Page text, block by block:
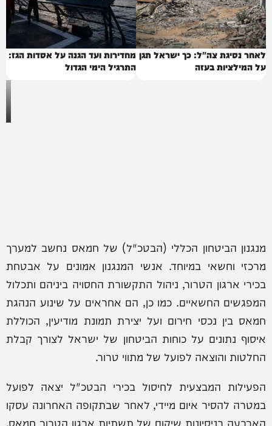
לאחר נסיגת צה"ל: כך ישראל תגן
על המילציות בעזה
מחדירות ועד הגנה על אסדות הגז:
התרגיל הימי הגדול
מנגנון הביטחון הכללי (הבטכ"ל) של חמאס נחשב למערך
מרכזי וחשאי במיוחד. אנשי המנגנון אמונים על אבטחת
בכירי ארגון הטרור, ניהול התקשורת החסויה ביניהם ותכלול
המפגשים החשאיים. כמו כן, הם אחראים על שינוע הנהגת
חמאס בין נכסי חירום ועל יצירת תמונת מודיעין, הכוללת
איסוף נתונים על כוחות הביטחון של ישראל לצורך קבלת
החלטות והוצאה לפועל של מתווי טרור.
הפעילות המבצעית לחיסול בכירי הבטכ"ל יצאה לפועל
במטרה להסיר איום מיידי, לאחר שבתקופה האחרונה עסקו
הארבעה בניסיונות שיקום של תשתיות ארגון הטרור חמאס,